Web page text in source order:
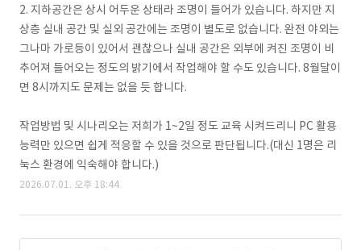
2. 지하공간은 상시 어두운 상태라 조명이 들어가 있습니다. 하지만 지
상층 실내 공간 및 실외 공간에는 조명이 별도로 없습니다. 완전 야외는
그나마 가로등이 있어서 괜찮으나 실내 공간은 외부에 켜진 조명이 비
추어져 들어오는 정도의 밝기에서 작업해야 할 수도 있습니다. 8월달이
면 8시까지도 문제는 없을 듯 합니다.
작업방법 및 시나리오는 저희가 1~2일 정도 교육 시켜드리니 PC 활용
능력만 있으면 쉽게 적응할 수 있을 것으로 판단됩니다.(대신 1명은 리
눅스 환경에 익숙해야 합니다.)
2026.07.01. 오후 18:44